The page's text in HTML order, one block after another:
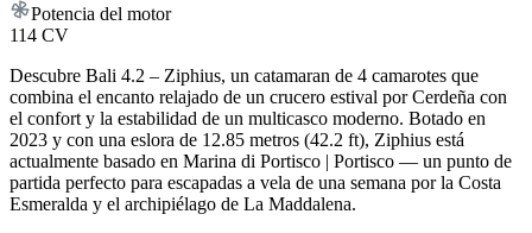
Potencia del motor
114 CV
Descubre Bali 4.2 – Ziphius, un catamaran de 4 camarotes que
combina el encanto relajado de un crucero estival por Cerdeña con
el confort y la estabilidad de un multicasco moderno. Botado en
2023 y con una eslora de 12.85 metros (42.2 ft), Ziphius está
actualmente basado en Marina di Portisco | Portisco — un punto de
partida perfecto para escapadas a vela de una semana por la Costa
Esmeralda y el archipiélago de La Maddalena.